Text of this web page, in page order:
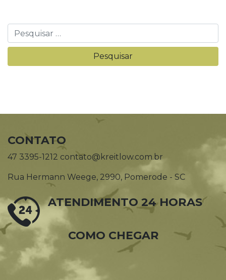
CONTATO
47 3395-1212 contato@kreitlow.com.br
Rua Hermann Weege, 2990, Pomerode - SC
ATENDIMENTO 24 HORAS
COMO CHEGAR